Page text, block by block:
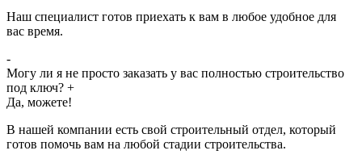
Наш специалист готов приехать к вам в любое удобное для
вас время.
-
Могу ли я не просто заказать у вас полностью строительство
под ключ? +
Да, можете!
В нашей компании есть свой строительный отдел, который
готов помочь вам на любой стадии строительства.